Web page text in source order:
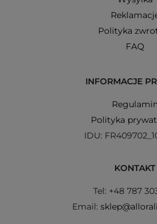
Polityka
FAQ
INFORMACJE
Regulamin
Polityka
IDU:
KONTAKT
Tel: +48 787
Email: